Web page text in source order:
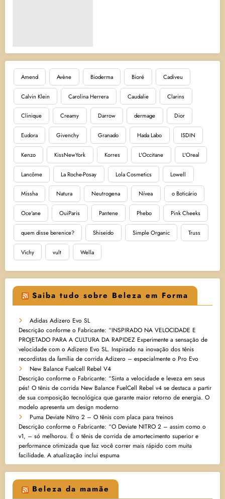
Amend Avène Bioderma Bioré Cadiveu
Calvin Klein Carolina Herrera Caudalie Clarins
Clinique Creamy Darrow dermage Dior
Eudora Givenchy Granado Hada Labo ISDIN
Kenzo KissNewYork Korres L'Occitane L'Oreal
Lancôme La Roche-Posay Lola Cosmetics Lowell
Missha Natura Neutrogena Nívea o Boticário
Oce'ane OuiParis Pantene Phebo Pink Cheeks
quem disse berenice? Shiseido Simple Organic Truss
Vichy vult Wella
Saiba tudo sobre Beleza em Forma
Adidas Adizero Evo SL
Descrição conforme o Fabricante: “INSPIRADO NA VELOCIDADE E
PROJETADO PARA A CULTURA DA RAPIDEZ Experimente a sensação de
velocidade com o Adizero Evo SL. Inspirado na inovação dos tênis
recordistas da família de corrida Adizero – especialmente o Pro Evo
New Balance Fuelcell Rebel V4
Descrição conforme o Fabricante: “Sinta a velocidade e leveza em seus
pés! O tênis de corrida New Balance FuelCell Rebel v4 se destaca a partir
de sua composição tecnológica que garante maior retorno de energia. O
modelo apresenta um design moderno
Puma Deviate Nitro 2 – O tênis com placa para treinos
Descrição conforme o Fabricante: “O Deviate NITRO 2 – assim como o
v1, – só melhorou. É o tênis de corrida de amortecimento superior e
performance otimizada que faz você correr mais rápido com muita
facilidade. A atualização inclui espuma
Beleza da mamãe